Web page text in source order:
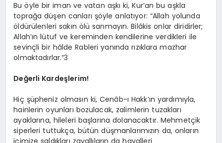
Bu öyle bir iman ve vatan aşkı ki, Kur’an bu aşkla
toprağa düşen canları şöyle anlatıyor: “Allah yolunda
öldürülenleri sakın ölü sanmayın. Bilâkis onlar diridirler;
Allah’ın lütuf ve kereminden kendilerine verdikleri ile
sevinçli bir hâlde Rableri yanında rızıklara mazhar
olmaktadırlar.”3
Değerli Kardeşlerim!
Hiç şüpheniz olmasın ki, Cenâb-ı Hakk’ın yardımıyla,
hainlerin oyunları bozulacak, zalimlerin tuzakları
ayaklarına, hileleri başlarına dolanacaktır. Mehmetçik
siperleri tuttukça, bütün düşmanlarımızın da, onların